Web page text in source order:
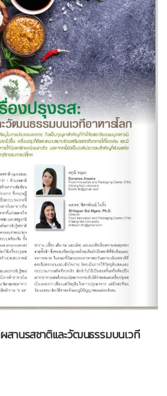
สานรสชาติและวัฒนธรรมบนเวที